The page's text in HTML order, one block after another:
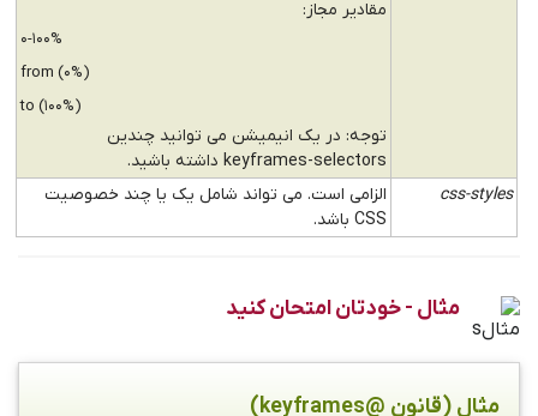
مقادیر مجاز:
0-100%
from (0%)
to (100%)
توجه: در یک انیمیشن می توانید چندین
keyframes-selectors داشته باشید.
css-styles
الزامی است. می تواند شامل یک یا چند خصوصیت
CSS باشد.
مثال - خودتان امتحان کنید
مثال (قانون @keyframes)